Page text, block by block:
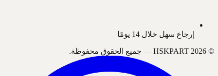
إرجاع سهل خلال 14 يومًا
©
2026 جميع الحقوق محفوظة.